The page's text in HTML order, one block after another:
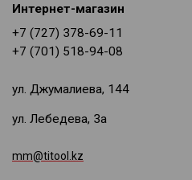
Интернет-магазин
+7 (727) 378-69-11
+7 (701) 518-94-08
ул. Джумалиева, 144
ул. Лебедева, 3а
mm@titool.kz